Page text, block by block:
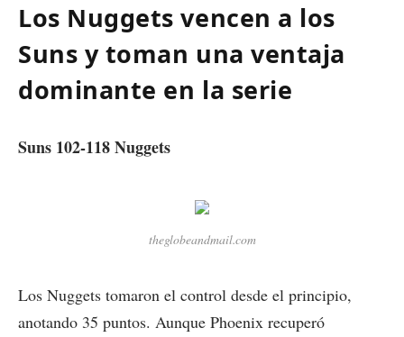
Los Nuggets vencen a los
Suns y toman una ventaja
dominante en la serie
Suns 102-118 Nuggets
theglobeandmail.com
Los Nuggets tomaron el control desde el principio,
anotando 35 puntos. Aunque Phoenix recuperó